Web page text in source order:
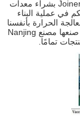
اللولب.من أجل ضمان جودة المنتجات ، قامت شركة Joiner بشراء معدات
في عملية البناء
الحرارة بأنفسنا
، وتتم معالجة المعالجة الحرارية لمكونات اللولب التي صنعها مصنع Nanjing
تمامًا.